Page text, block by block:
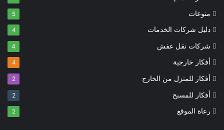
منوعات 5
دليل شركات الخدمات 4
شركات نقل عفش 4
أفكار خارجية 4
أفكار للمنزل من الخارج 2
أفكار للمسبح 2
رعاة الموقع 2